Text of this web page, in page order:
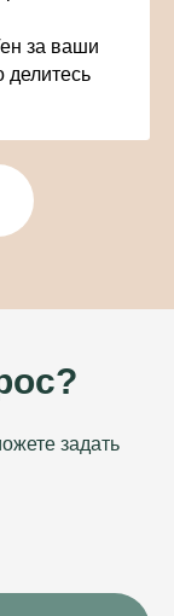
за ваши
делитесь
задать